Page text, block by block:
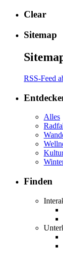
Clear
Sitemap
RSS-Feed
Alles
Finden